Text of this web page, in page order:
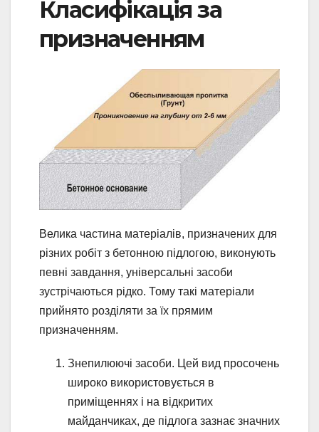
Класифікація за
призначенням
Велика частина матеріалів, призначених для
різних робіт з бетонною підлогою, виконують
певні завдання, універсальні засоби
зустрічаються рідко. Тому такі матеріали
прийнято розділяти за їх прямим
призначенням.
Знепилюючі засоби. Цей вид просочень
широко використовується в
приміщеннях і на відкритих
майданчиках, де підлога зазнає значних